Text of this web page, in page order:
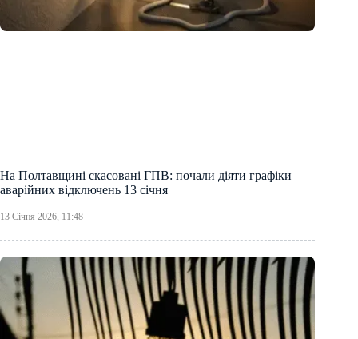
На Полтавщині скасовані ГПВ: почали діяти графіки
аварійних відключень 13 січня
13 Січня 2026, 11:48